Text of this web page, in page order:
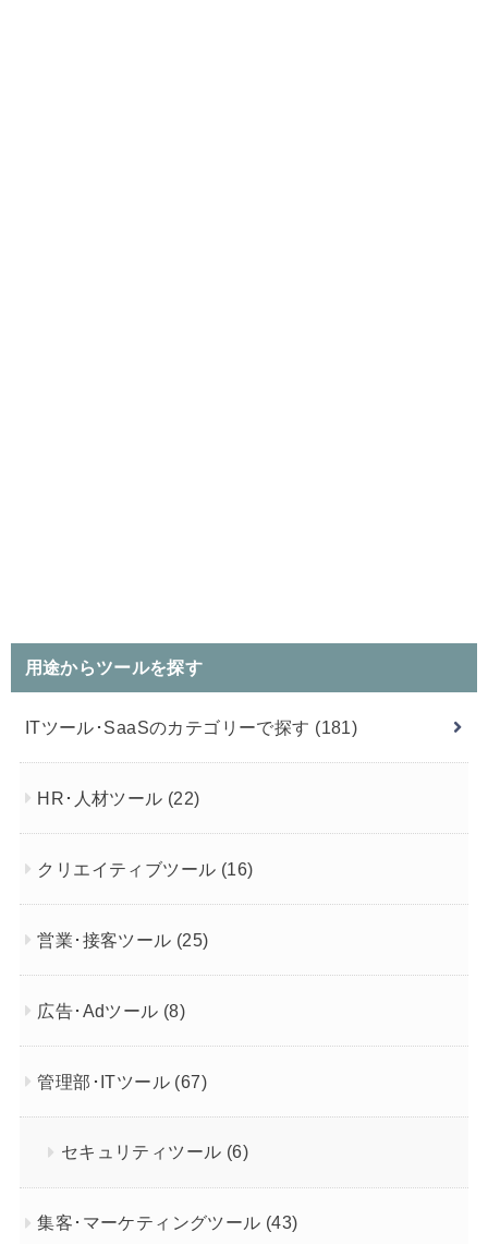
用途からツールを探す
ITツール･SaaSのカテゴリーで探す (181)
HR･人材ツール (22)
クリエイティブツール (16)
営業･接客ツール (25)
広告･Adツール (8)
管理部･ITツール (67)
セキュリティツール (6)
集客･マーケティングツール (43)